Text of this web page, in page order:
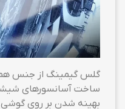
گلس گیمینگ از جنس
ساخت آسانسورهای
بهینه شدن بر روی گوشی